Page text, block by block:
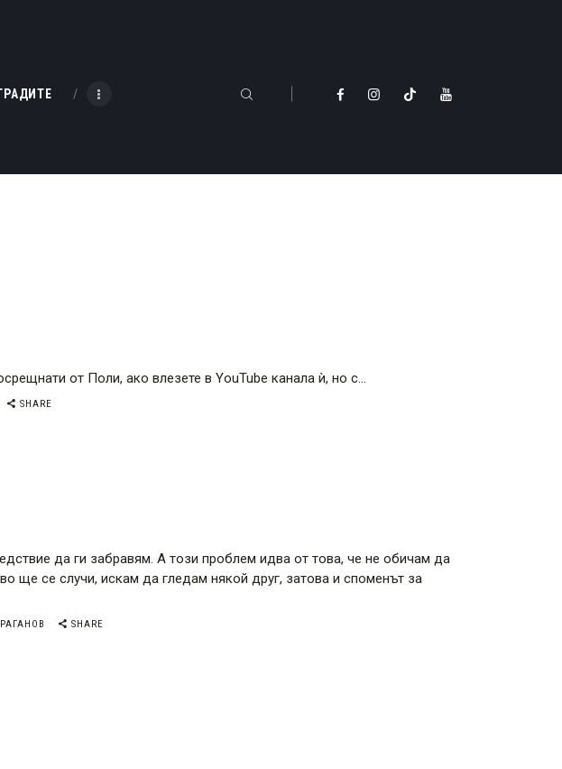
от Поли, ако влезете в YouTube канала ѝ, но с…
SHARE
да ги забравям. А този проблем идва от това, че не обичам да
ще се случи, искам да гледам някой друг, затова и споменът за
SHARE